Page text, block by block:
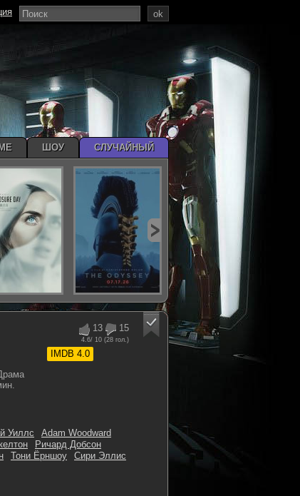
13 15
4.6/ 10 (28 гол.)
IMDB 4.0
Уиллс
Adam Woodward
Ричард Добсон
Тони Ёрншоу Сири Эллис
ok
ШОУ СЛУЧАЙНЫЙ